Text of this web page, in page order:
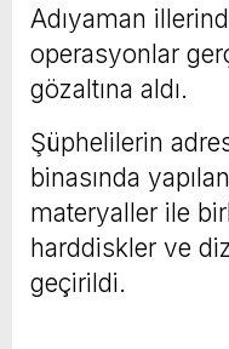
Adıyaman
operasyonlar
gözaltına aldı.
Şüphelilerin
binasında
materyaller ile
harddiskler ve
geçirildi.